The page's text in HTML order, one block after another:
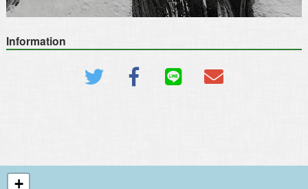
Information
+